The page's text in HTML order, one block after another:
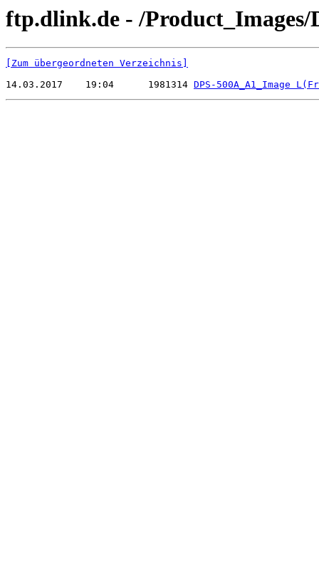
ftp.dlink.de - /Product_Images/
[Zum übergeordneten Verzeichnis]
14.03.2017    19:04      1981314 DPS-500A_A1_Image